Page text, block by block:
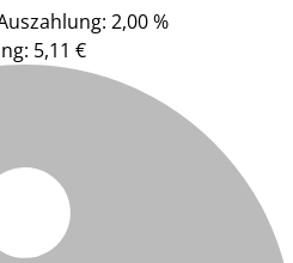
2,00 %
5,11 €